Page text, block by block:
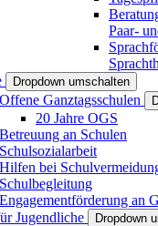
Paar-
Dropdown umschalten
Offene Ganztagsschulen
20 Jahre OGS
Betreuung an Schulen
Schulsozialarbeit
Hilfen bei
Schulbegleitung
Engagementförderung an
Jugendliche
Dropdown